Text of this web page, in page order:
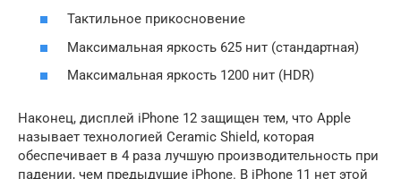
Тактильное прикосновение
Максимальная яркость 625 нит (стандартная)
Максимальная яркость 1200 нит (HDR)
Наконец, дисплей iPhone 12 защищен тем, что Apple
называет технологией Ceramic Shield, которая
обеспечивает в 4 раза лучшую производительность при
падении, чем предыдущие iPhone. В iPhone 11 нет этой